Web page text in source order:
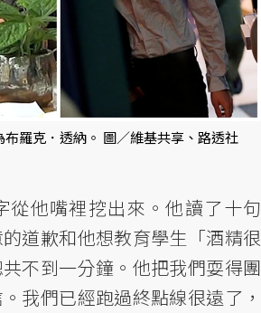
羅克．透納。 圖／維基共享、路透社
從他嘴裡挖出來。他讀了十句
道歉和他想教育學生「酒精很
不到一分鐘。他把我們耍得團
我們已經跑過終點線很遠了，